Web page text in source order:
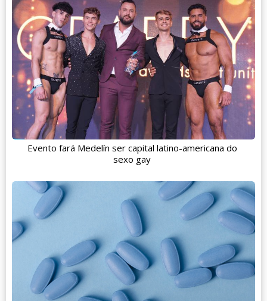
Evento fará Medelín ser capital latino-americana do
sexo gay